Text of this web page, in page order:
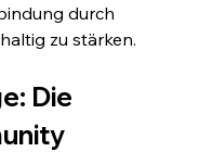
durch
zu stärken.
Die